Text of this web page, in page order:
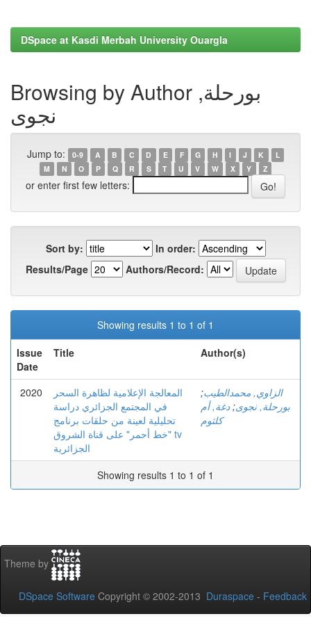
DSpace at Kasdi Merbah University Ouargla
Browsing by Author بورحلة,
نجوى
Jump to: 0-9 A B C D E F G H I J K
L
M
N O P Q R S T U V W X Y Z
or enter first few letters:
Sort by:
In order:
Results/Page
Authors/Record:
Showing results 1 to 1 of 1
Issue
Date
Title Author(s)
2020
المعالجة الإعلامية لظاهرة السحر
في المجتمع الجزائري دراسة
تحليلية لعينة من حلقات برنامج
"خط أحمر" على قناة الشروق tv
الجزائرية
الزاوي, محمدالطيب;
بورحلة, نجوى; دغة, أم
كلثوم
Showing results 1 to 1 of 1
Theme by
DSpace Software Copyright © 2002-2013 Duraspace - Feedback